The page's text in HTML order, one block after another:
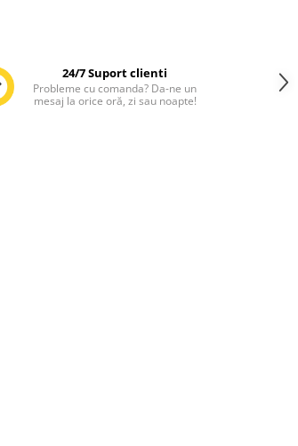
24/7 Suport clienti
Probleme cu comanda? Da-ne un
mesaj la orice oră, zi sau noapte!